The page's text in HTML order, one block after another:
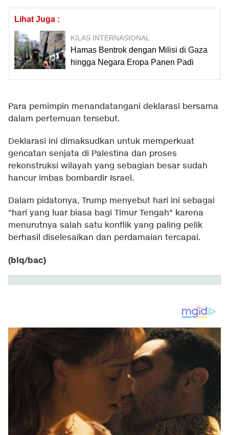
Lihat Juga :
KILAS INTERNASIONAL
Hamas Bentrok dengan Milisi di Gaza
hingga Negara Eropa Panen Padi
Para pemimpin menandatangani deklarasi bersama
dalam pertemuan tersebut.
Deklarasi ini dimaksudkan untuk memperkuat
gencatan senjata di Palestina dan proses
rekonstruksi wilayah yang sebagian besar sudah
hancur imbas bombardir Israel.
Dalam pidatonya, Trump menyebut hari ini sebagai
"hari yang luar biasa bagi Timur Tengah" karena
menurutnya salah satu konflik yang paling pelik
berhasil diselesaikan dan perdamaian tercapai.
(blq/bac)